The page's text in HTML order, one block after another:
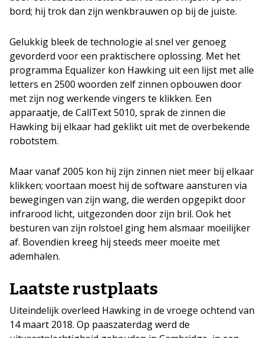
bord; hij trok dan zijn wenkbrauwen op bij de juiste.
Gelukkig bleek de technologie al snel ver genoeg
gevorderd voor een praktischere oplossing. Met het
programma Equalizer kon Hawking uit een lijst met alle
letters en 2500 woorden zelf zinnen opbouwen door
met zijn nog werkende vingers te klikken. Een
apparaatje, de CallText 5010, sprak de zinnen die
Hawking bij elkaar had geklikt uit met de overbekende
robotstem.
Maar vanaf 2005 kon hij zijn zinnen niet meer bij elkaar
klikken; voortaan moest hij de software aansturen via
bewegingen van zijn wang, die werden opgepikt door
infrarood licht, uitgezonden door zijn bril. Ook het
besturen van zijn rolstoel ging hem alsmaar moeilijker
af. Bovendien kreeg hij steeds meer moeite met
ademhalen.
Laatste rustplaats
Uiteindelijk overleed Hawking in de vroege ochtend van
14 maart 2018. Op paaszaterdag werd de